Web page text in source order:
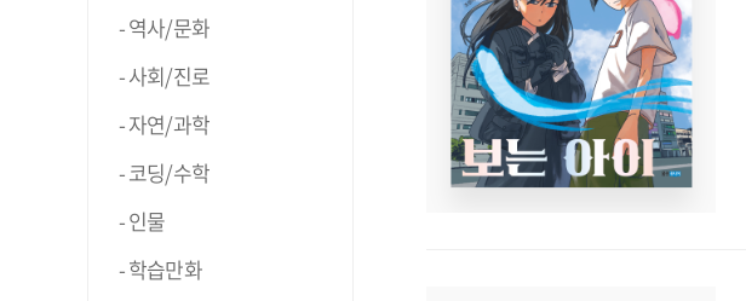
역사/문화
사회/진로
자연/과학
코딩/수학
인물
학습만화